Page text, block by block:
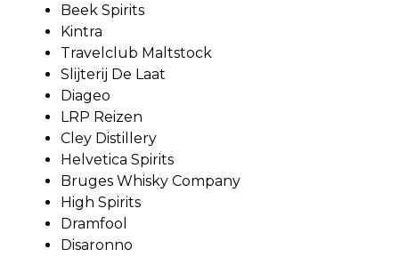
Beek Spirits
Kintra
Travelclub Maltstock
Slijterij De Laat
Diageo
LRP Reizen
Cley Distillery
Helvetica Spirits
Bruges Whisky Company
High Spirits
Dramfool
Disaronno